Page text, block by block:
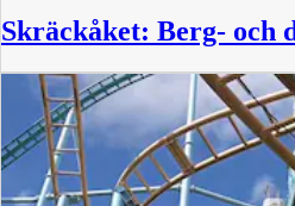
Skräckåket: Berg- och